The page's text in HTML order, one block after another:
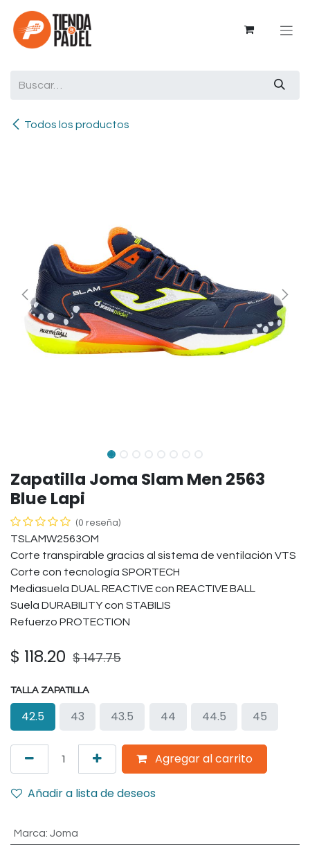
Ir al contenido
Todos los productos
Zapatilla Joma Slam Men 2563
Blue Lapi
(0 reseña)
TSLAMW2563OM
Corte transpirable gracias al sistema de ventilación VTS
Corte con tecnología SPORTECH
Mediasuela DUAL REACTIVE con REACTIVE BALL
Suela DURABILITY con STABILIS
Refuerzo PROTECTION
$ 118.20 $147.75
TALLA ZAPATILLA
42.5 43 43.5 44 44.5 45
Agregar al carrito
Añadir a lista de deseos
Marca: Joma